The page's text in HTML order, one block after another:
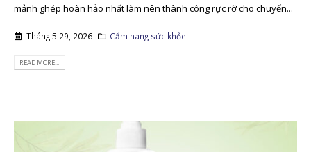
mảnh ghép hoàn hảo nhất làm nên thành công rực rỡ cho chuyến...
Tháng 5 29, 2026 Cẩm nang sức khỏe
READ MORE...